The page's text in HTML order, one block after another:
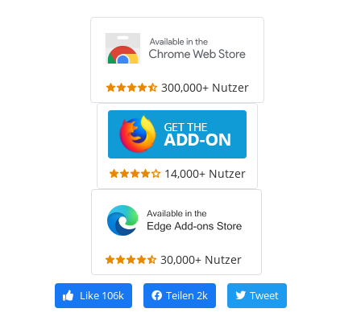
300,000+ Nutzer
14,000+ Nutzer
30,000+ Nutzer
Like 106k Teilen 2k Tweet